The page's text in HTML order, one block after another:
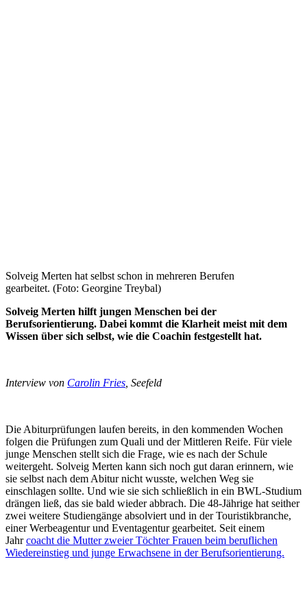
Solveig Merten hat selbst schon in mehreren Berufen
gearbeitet. (Foto: Georgine Treybal)
Solveig Merten hilft jungen Menschen bei der
Berufsorientierung. Dabei kommt die Klarheit meist mit dem
Wissen über sich selbst, wie die Coachin festgestellt hat.
Interview von Carolin Fries , Seefeld
Die Abiturprüfungen laufen bereits, in den kommenden Wochen
folgen die Prüfungen zum Quali und der Mittleren Reife. Für viele
junge Menschen stellt sich die Frage, wie es nach der Schule
weitergeht. Solveig Merten kann sich noch gut daran erinnern, wie
sie selbst nach dem Abitur nicht wusste, welchen Weg sie
einschlagen sollte. Und wie sie sich schließlich in ein BWL-Studium
drängen ließ, das sie bald wieder abbrach. Die 48-Jährige hat seither
zwei weitere Studiengänge absolviert und in der Touristikbranche,
einer Werbeagentur und Eventagentur gearbeitet. Seit einem
Jahrcoacht die Mutter zweier Töchter Frauen beim beruflichen
Wiedereinstieg und junge Erwachsene in der Berufsorientierung.